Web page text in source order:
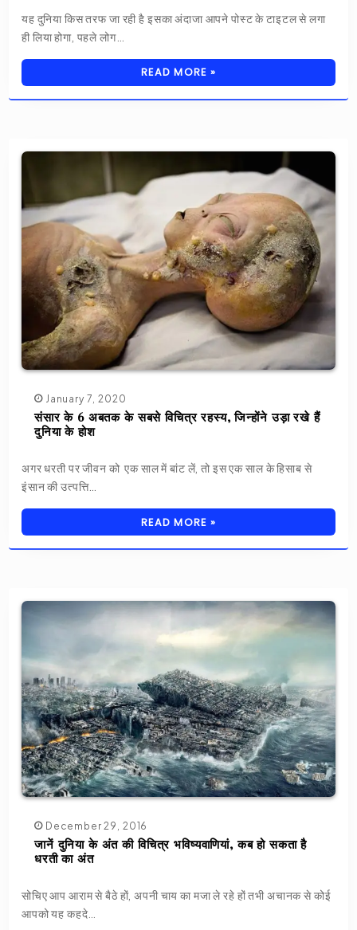
यह दुनिया किस तरफ जा रही है इसका अंदाजा आपने पोस्ट के टाइटल से लगा
ही लिया होगा, पहले लोग…
READ MORE »
January 7, 2020
संसार के 6 अबतक के सबसे विचित्र रहस्य, जिन्होंने उड़ा रखे हैं
दुनिया के होश
अगर धरती पर जीवन को एक साल में बांट लें, तो इस एक साल के हिसाब से
इंसान की उत्पत्ति…
READ MORE »
December 29, 2016
जानें दुनिया के अंत की विचित्र भविष्यवाणियां, कब हो सकता है
धरती का अंत
सोचिए आप आराम से बैठे हों, अपनी चाय का मजा ले रहे हों तभी अचानक से कोई
आपको यह कहदे…